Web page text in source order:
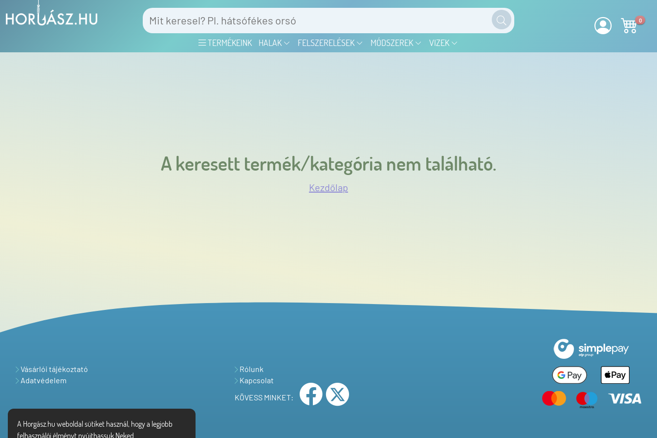
A Horgász.hu weboldal sütiket használ, hogy a legjobb
felhasználói élményt nyújthassuk Neked.
TERMÉKEINK HALAK FELSZERELÉSEK MÓDSZEREK VIZEK
0
A keresett termék/kategória nem található.
Kezdőlap
Vásárlói tájékoztató
Adatvédelem
Rólunk
Kapcsolat
KÖVESS MINKET: